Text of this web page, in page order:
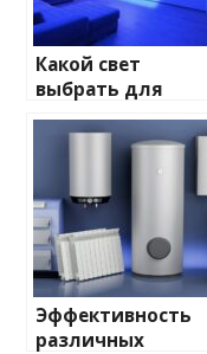
Какой свет
выбрать для
домашнего
освещения
Эффективность
различных